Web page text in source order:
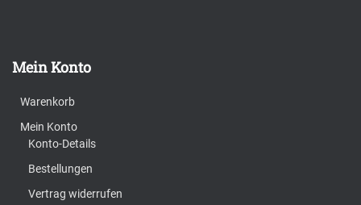
Mein Konto
Warenkorb
Mein Konto
Konto-Details
Bestellungen
Vertrag widerrufen